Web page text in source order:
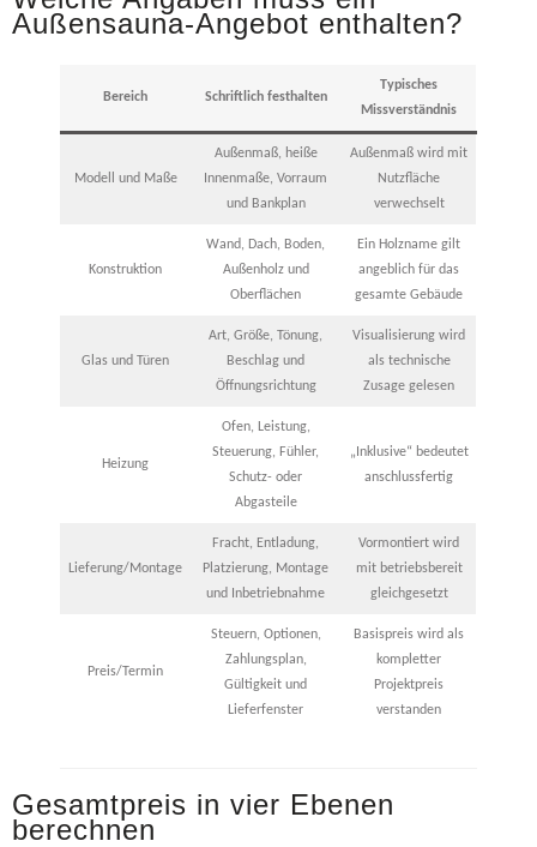
Außensauna-Angebot enthalten?
Bereich Schriftlich festhalten
Typisches
Missverständnis
Modell und Maße
Außenmaß, heiße
Innenmaße, Vorraum
und Bankplan
Außenmaß wird mit
Nutzfläche
verwechselt
Konstruktion
Wand, Dach, Boden,
Außenholz und
Oberflächen
Ein Holzname gilt
angeblich für das
gesamte Gebäude
Glas und Türen
Art, Größe, Tönung,
Beschlag und
Öffnungsrichtung
Visualisierung wird
als technische
Zusage gelesen
Heizung
Ofen, Leistung,
Steuerung, Fühler,
Schutz- oder
Abgasteile
„Inklusive“ bedeutet
anschlussfertig
Lieferung/Montage
Fracht, Entladung,
Platzierung, Montage
und Inbetriebnahme
Vormontiert wird
mit betriebsbereit
gleichgesetzt
Preis/Termin
Steuern, Optionen,
Zahlungsplan,
Gültigkeit und
Lieferfenster
Basispreis wird als
kompletter
Projektpreis
verstanden
Gesamtpreis in vier Ebenen
berechnen